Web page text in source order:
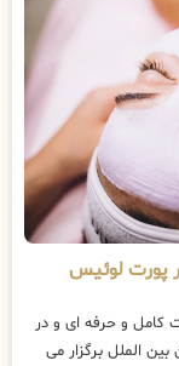
پورت لوئیس
و حرفه ای و در
الملل برگزار می